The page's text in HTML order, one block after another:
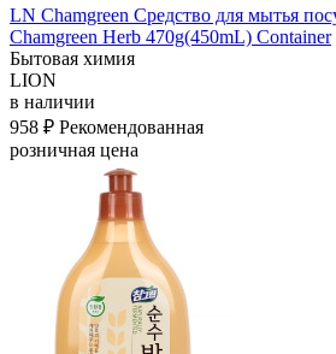
LN Chamgreen Средство для мытья
Chamgreen Herb 470g(450mL) Container
Бытовая химия
LION
в наличии
958 ₽ Рекомендованная
розничная цена